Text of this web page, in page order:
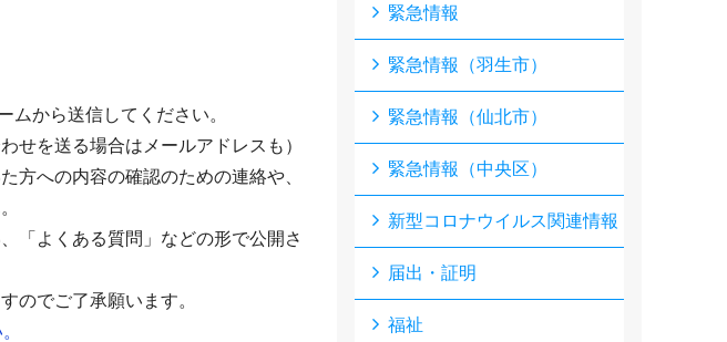
から送信してください。
せを送る場合はメールアドレスも）
方への内容の確認のための連絡や、
「よくある質問」などの形で公開さ
のでご了承願います。
緊急情報
緊急情報（羽生市）
緊急情報（仙北市）
緊急情報（中央区）
新型コロナウイルス関連情報
届出・証明
福祉